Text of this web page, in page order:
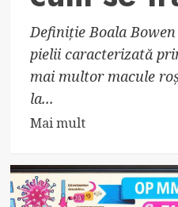
Definiție Boala
pielii caracterizată
mai multor macule
la...
Mai multRead
about
Boala
Bowen: